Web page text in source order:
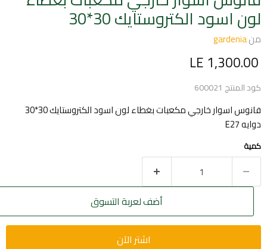
لون اسود الكتروستايك 30*30
منgardenia
السعر الحالي
LE 1,300.00
كود المنتج 600021
فانوس اسوار خارجي مكعبات بغطاء لون اسود الكتروستايك 30*30
دوايه E27
كمية
أضف لعربة التسوق
اشتر الآن